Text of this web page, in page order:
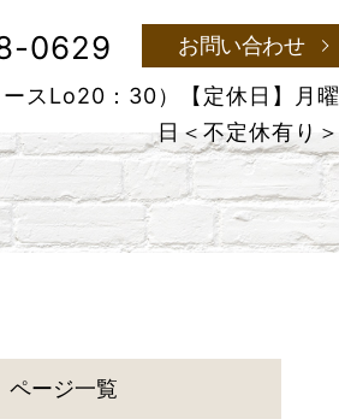
0629
お問い合わせ
スLo20：30）
【定休日】月曜
日＜不定休有り＞